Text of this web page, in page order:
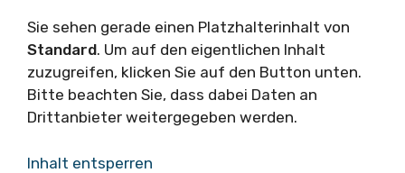
Sie sehen gerade einen Platzhalterinhalt von
Standard. Um auf den eigentlichen Inhalt
zuzugreifen, klicken Sie auf den Button unten.
Bitte beachten Sie, dass dabei Daten an
Drittanbieter weitergegeben werden.
Inhalt entsperren